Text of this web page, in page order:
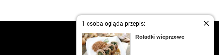
1 osoba ogląda przepis:
Roladki wieprzowe
kontakt
regulamin